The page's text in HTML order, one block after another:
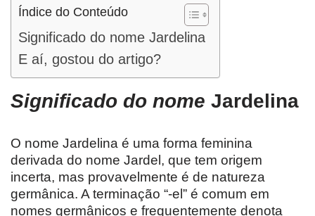
Índice do Conteúdo
Significado do nome Jardelina
E aí, gostou do artigo?
Significado do nome Jardelina
O nome Jardelina é uma forma feminina
derivada do nome Jardel, que tem origem
incerta, mas provavelmente é de natureza
germânica. A terminação “-el” é comum em
nomes germânicos e frequentemente denota